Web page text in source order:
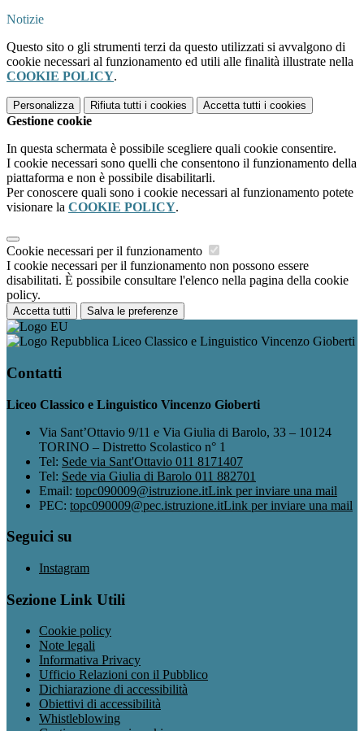
Notizie
Questo sito o gli strumenti terzi da questo utilizzati si avvalgono di
cookie necessari al funzionamento ed utili alle finalità illustrate nella
COOKIE POLICY.
Personalizza Rifiuta tutti i cookies Accetta tutti i cookies
Gestione cookie
In questa schermata è possibile scegliere quali cookie consentire.
I cookie necessari sono quelli che consentono il funzionamento della
piattaforma e non è possibile disabilitarli.
Per conoscere quali sono i cookie necessari al funzionamento potete
visionare la COOKIE POLICY.
Cookie necessari per il funzionamento
I cookie necessari per il funzionamento non possono essere
disabilitati. È possibile consultare l'elenco nella pagina della cookie
policy.
Accetta tutti Salva le preferenze
Liceo Classico e Linguistico Vincenzo Gioberti
Contatti
Liceo Classico e Linguistico Vincenzo Gioberti
Via Sant’Ottavio 9/11 e Via Giulia di Barolo, 33 – 10124
TORINO – Distretto Scolastico n° 1
Tel: Sede via Sant'Ottavio 011 8171407
Tel: Sede via Giulia di Barolo 011 882701
Email: topc090009@istruzione.itLink per inviare una mail
PEC: topc090009@pec.istruzione.itLink per inviare una mail
Seguici su
Instagram
Sezione Link Utili
Cookie policy
Note legali
Informativa Privacy
Ufficio Relazioni con il Pubblico
Dichiarazione di accessibilità
Obiettivi di accessibilità
Whistleblowing